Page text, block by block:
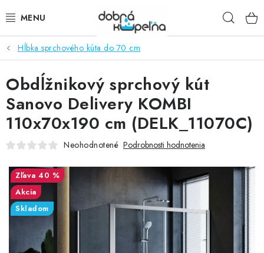
na
SPRCHOVÉ KÚTY
SPRCHOVÉ DVERE
BATÉRIE
VANE
KÚPEĽŇOVÝ NÁBYTOK
DOPLNKY
Hĺbka sprchového kúta do 70 cm
Obdĺžnikový sprchový kút
Sanovo Delivery KOMBI
110x70x190 cm (DELK_11070C)
Neohodnotené Podrobnosti hodnotenia
40 %
Akcia
Skladom